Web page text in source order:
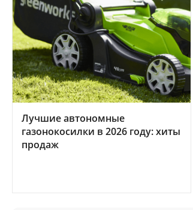
Лучшие автономные
газонокосилки в 2026 году: хиты
продаж